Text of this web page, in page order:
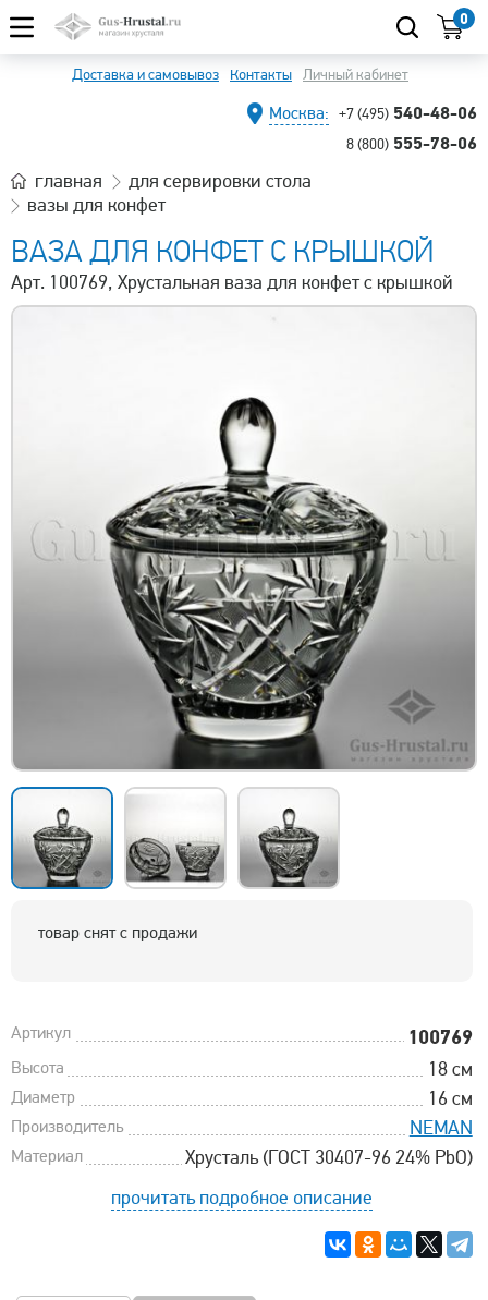
0
Доставка и самовывоз Контакты Личный кабинет
Москва: +7 (495) 540-48-06
8 (800) 555-78-06
главная
для сервировки стола
вазы для конфет
ВАЗА ДЛЯ КОНФЕТ С КРЫШКОЙ
Арт. 100769, Хрустальная ваза для конфет с крышкой
товар снят с продажи
Артикул 100769
Высота 18 см
Диаметр 16 см
Производитель NEMAN
Материал
Хрусталь (ГОСТ 30407-96 24% PbO)
прочитать подробное описание